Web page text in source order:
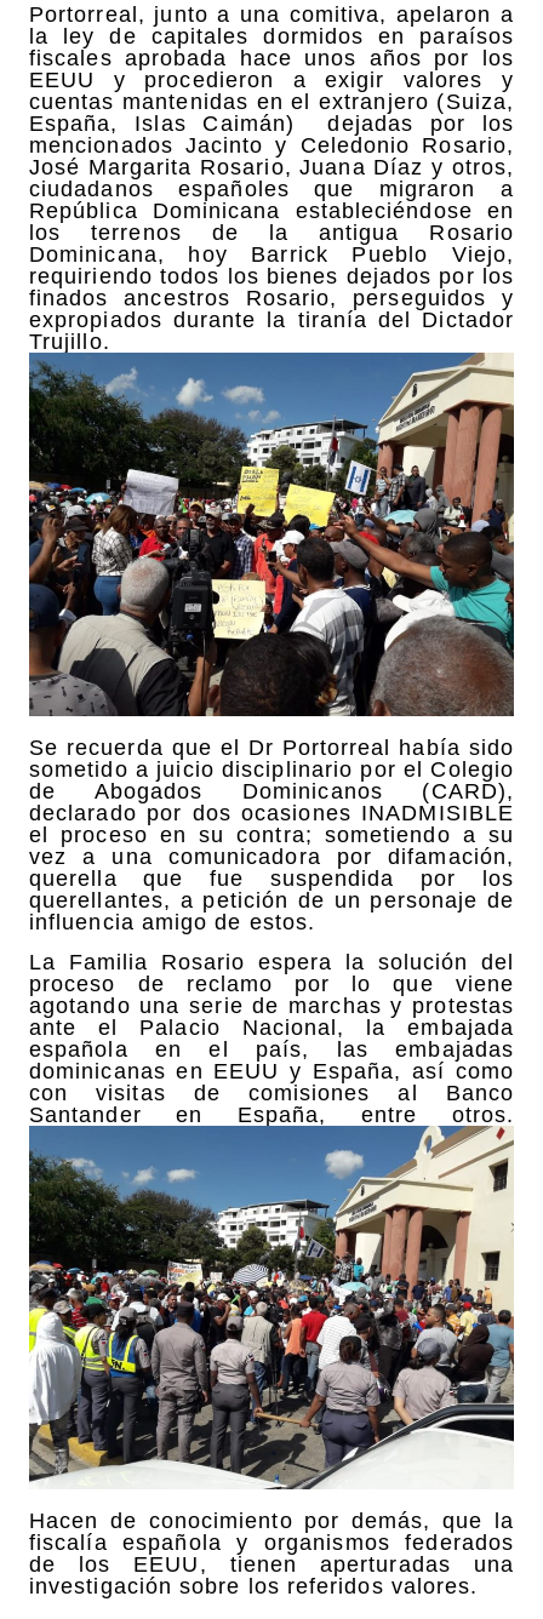
Portorreal, junto a una comitiva, apelaron a
la ley de capitales dormidos en paraísos
fiscales aprobada hace unos años por los
EEUU y procedieron a exigir valores y
cuentas mantenidas en el extranjero (Suiza,
España, Islas Caimán) dejadas por los
mencionados Jacinto y Celedonio Rosario,
José Margarita Rosario, Juana Díaz y otros,
ciudadanos españoles que migraron a
República Dominicana estableciéndose en
los terrenos de la antigua Rosario
Dominicana, hoy Barrick Pueblo Viejo,
requiriendo todos los bienes dejados por los
finados ancestros Rosario, perseguidos y
expropiados durante la tiranía del Dictador
Trujillo.
Se recuerda que el Dr Portorreal había sido
sometido a juicio disciplinario por el Colegio
de Abogados Dominicanos (CARD),
declarado por dos ocasiones INADMISIBLE
el proceso en su contra; sometiendo a su
vez a una comunicadora por difamación,
querella que fue suspendida por los
querellantes, a petición de un personaje de
influencia amigo de estos.
La Familia Rosario espera la solución del
proceso de reclamo por lo que viene
agotando una serie de marchas y protestas
ante el Palacio Nacional, la embajada
española en el país, las embajadas
dominicanas en EEUU y España, así como
con visitas de comisiones al Banco
Santander en España, entre otros.
Hacen de conocimiento por demás, que la
fiscalía española y organismos federados
de los EEUU, tienen aperturadas una
investigación sobre los referidos valores.